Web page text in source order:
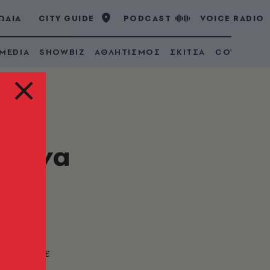
CITY GUIDE PODCAST VOICE RADIO
SHOWBIZ ΑΘΛΗΤΙΣΜΟΣ ΣΚΙΤΣΑ COVID 19
σε